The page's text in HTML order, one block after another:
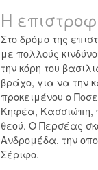
Η
Στο δρόμο της
με πολλούς
την κόρη του
βράχο, για να την
προκειμένου ο
Κηφέα, Κασσιώπη,
θεού. Ο Περσέας
Ανδρομέδα, την
Σέριφο.